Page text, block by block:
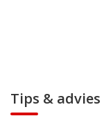
Tips & advies